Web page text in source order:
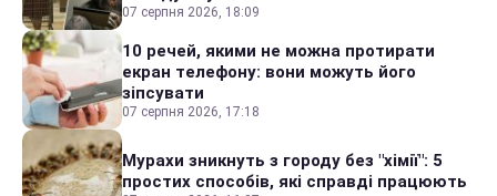
07 серпня 2026, 18:09
10 речей, якими не можна протирати
екран телефону: вони можуть його
зіпсувати
07 серпня 2026, 17:18
Мурахи зникнуть з городу без "хімії": 5
простих способів, які справді працюють